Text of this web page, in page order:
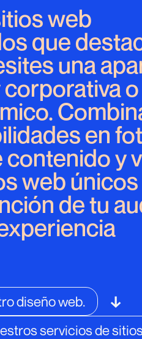
web
que
una
en
y
web
de tu
diseño web. ↓
servicios de